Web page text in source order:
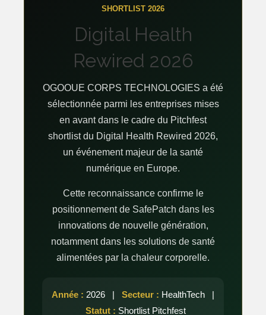
SHORTLIST 2026
Digital Health
Rewired 2026
OGOOUE CORPS TECHNOLOGIES a été
sélectionnée parmi les entreprises mises
en avant dans le cadre du Pitchfest
shortlist du Digital Health Rewired 2026,
un événement majeur de la santé
numérique en Europe.
Cette reconnaissance confirme le
positionnement de SafePatch dans les
innovations de nouvelle génération,
notamment dans les solutions de santé
alimentées par la chaleur corporelle.
Année : 2026 | Secteur : HealthTech |
Statut : Shortlist Pitchfest